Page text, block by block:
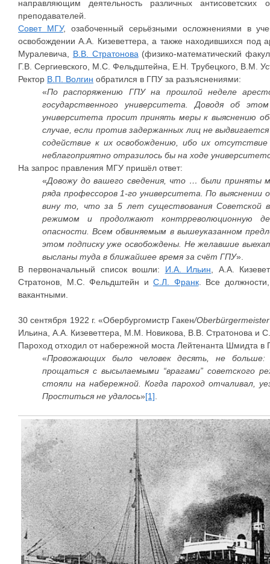
направляющим деятельность различных
преподавателей.
Совет МГУ, озабоченный серьёзными осложнениями в
освобождении А.А. Кизеветтера, а также находившихся под
Муралевича, В.В. Стратонова (физико-математический
Г.В. Сергиевского, М.С. Фельдштейна, Е.Н. Трубецкого, В.М.
Ректор В.П. Волгин обратился в ГПУ за разъяснениями:
«По распоряжению ГПУ на прошлой неделе
государственного университета. Доводя об
университета просит принять меры к выяснению
случае, если против задержанных лиц не
содействие к их освобождению, ибо их
неблагоприятно отразилось бы на ходе
На запрос правления МГУ пришёл ответ:
«Довожу до вашего сведения, что … были приняты
ряда профессоров 1-го университета. По выяснении
вину то, что за 5 лет существования Советской
режимом и продолжают контрреволюционную
опасности. Всем обвиняемым в вышеуказанном
этом подписку уже освобождены. Не желавшие
высланы туда в ближайшее время за счёт ГПУ».
В первоначальный список вошли: И.А. Ильин , А.А.
Стратонов, М.С. Фельдштейн и С.Л. Франк. Все
вакантными.
30 сентября 1922 г. «Обербургомистр Гакен/
Ильина, А.А. Кизеветтера, М.М. Новикова, В.В. Стратонова и
Пароход отходил от набережной моста Лейтенанта Шмидта в
«Провожающих было человек десять, не
прощаться с высылаемыми “врагами” советского
стояли на набережной. Когда пароход отчаливал,
Проститься не удалось»[1]